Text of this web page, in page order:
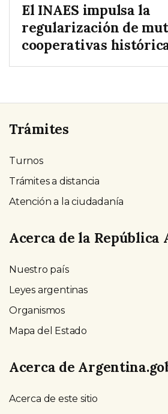
El INAES impulsa la
regularización de
cooperativas
Trámites
Turnos
Trámites a distancia
Atención a la ciudadanía
Acerca de la República
Nuestro país
Leyes argentinas
Organismos
Mapa del Estado
Acerca de
Acerca de este sitio